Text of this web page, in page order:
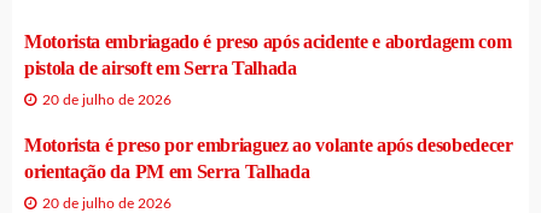
Motorista embriagado é preso após acidente e abordagem com
pistola de airsoft em Serra Talhada
20 de julho de 2026
Motorista é preso por embriaguez ao volante após desobedecer
orientação da PM em Serra Talhada
20 de julho de 2026